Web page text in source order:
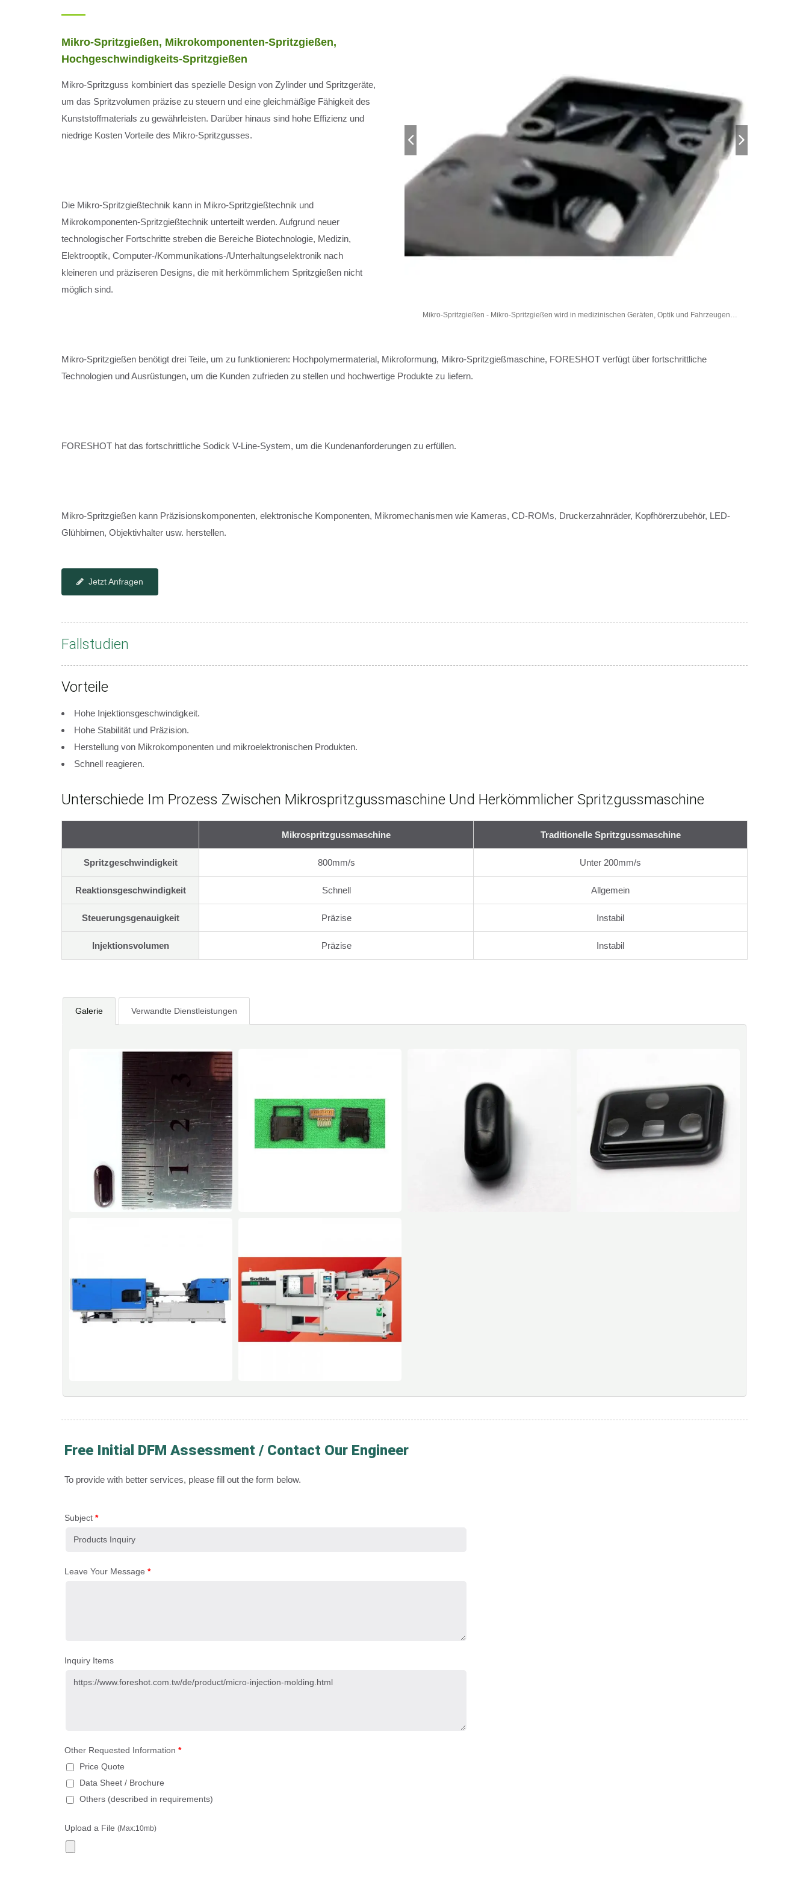
Mikro-Spritzgießen - Mikro-Spritzgießen wird in medizinischen Geräten, Optik und Fahrzeugen
Mikro-Spritzgießen, Mikrokomponenten-Spritzgießen,
Hochgeschwindigkeits-Spritzgießen
Mikro-Spritzguss kombiniert das spezielle Design von Zylinder und Spritzgeräte,
um das Spritzvolumen präzise zu steuern und eine gleichmäßige Fähigkeit des
Kunststoffmaterials zu gewährleisten. Darüber hinaus sind hohe Effizienz und
niedrige Kosten Vorteile des Mikro-Spritzgusses.
Die Mikro-Spritzgießtechnik kann in Mikro-Spritzgießtechnik und
Mikrokomponenten-Spritzgießtechnik unterteilt werden. Aufgrund neuer
technologischer Fortschritte streben die Bereiche Biotechnologie, Medizin,
Elektrooptik, Computer-/Kommunikations-/Unterhaltungselektronik nach
kleineren und präziseren Designs, die mit herkömmlichem Spritzgießen nicht
möglich sind.
Mikro-Spritzgießen benötigt drei Teile, um zu funktionieren: Hochpolymermaterial, Mikroformung, Mikro-Spritzgießmaschine, FORESHOT verfügt über fortschrittliche
Technologien und Ausrüstungen, um die Kunden zufrieden zu stellen und hochwertige Produkte zu liefern.
FORESHOT hat das fortschrittliche Sodick V-Line-System, um die Kundenanforderungen zu erfüllen.
Mikro-Spritzgießen kann Präzisionskomponenten, elektronische Komponenten, Mikromechanismen wie Kameras, CD-ROMs, Druckerzahnräder, Kopfhörerzubehör, LED-
Glühbirnen, Objektivhalter usw. herstellen.
Jetzt Anfragen
Fallstudien
Vorteile
Hohe Injektionsgeschwindigkeit.
Hohe Stabilität und Präzision.
Herstellung von Mikrokomponenten und mikroelektronischen Produkten.
Schnell reagieren.
Unterschiede Im Prozess Zwischen Mikrospritzgussmaschine Und Herkömmlicher Spritzgussmaschine
Mikrospritzgussmaschine Traditionelle Spritzgussmaschine
Spritzgeschwindigkeit 800mm/s Unter 200mm/s
Reaktionsgeschwindigkeit Schnell Allgemein
Steuerungsgenauigkeit Präzise Instabil
Injektionsvolumen Präzise Instabil
Galerie Verwandte Dienstleistungen